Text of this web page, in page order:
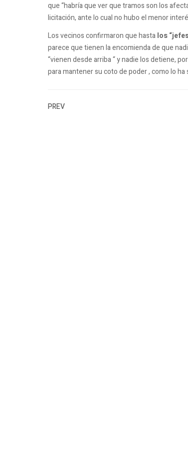
que “habría que ver que tramos son los
licitación, ante lo cual no hubo el menor
Los vecinos confirmaron que hastalos
parece que tienen la encomienda de que
“vienen desde arriba “ y nadie los detiene,
para mantener su coto de poder , como lo
PREV